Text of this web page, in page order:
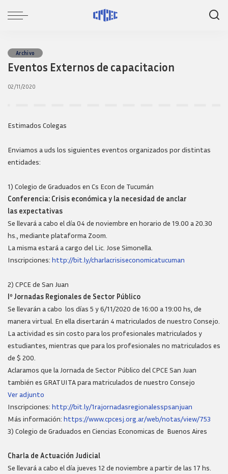
Archivo
Eventos Externos de capacitacion
02/11/2020
Estimados Colegas
Enviamos a uds los siguientes eventos organizados por distintas
entidades:
1) Colegio de Graduados en Cs Econ de Tucumán
Conferencia: Crisis económica y la necesidad de anclar
las expectativas
Se llevará a cabo el día 04 de noviembre en horario de 19.00 a 20.30
hs., mediante plataforma Zoom.
La misma estará a cargo del Lic. Jose Simonella.
Inscripciones: http://bit.ly/charlacrisiseconomicatucuman
2) CPCE de San Juan
Iº Jornadas Regionales de Sector Público
Se llevarán a cabo los días 5 y 6/11/2020 de 16:00 a 19:00 hs, de
manera virtual. En ella disertarán 4 matriculados de nuestro Consejo.
La actividad es sin costo para los profesionales matriculados y
estudiantes, mientras que para los profesionales no matriculados es
de $ 200.
Aclaramos que la Jornada de Sector Público del CPCE San Juan
también es GRATUITA para matriculados de nuestro Consejo
Ver adjunto
Inscripciones: http://bit.ly/1rajornadasregionalesspsanjuan
Más información: https://www.cpcesj.org.ar/web/notas/view/753
3) Colegio de Graduados en Ciencias Economicas de Buenos Aires
Charla de Actuación Judicial
Se llevará a cabo el día jueves 12 de noviembre a partir de las 17 hs.